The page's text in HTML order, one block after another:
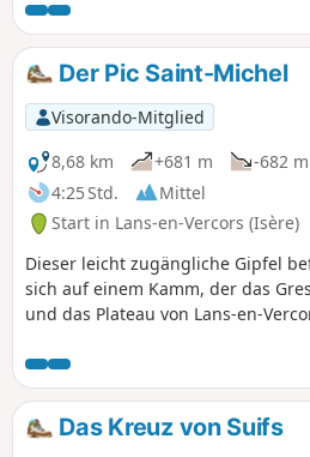
noch etwas zu trinken.
Der Pic Saint-Michel
Visorando-Mitglied
8,68 km
+681 m
-682 m
4:25 Std.
Mittel
Start in Lans-en-Vercors (Isère)
Dieser leicht zugängliche Gipfel
sich auf einem Kamm, der das
und das Plateau von Lans-en-
herrlichen Blick auf Belledonne, Les
und weiter entfernt auf die Écrins.
Das Kreuz von Suifs